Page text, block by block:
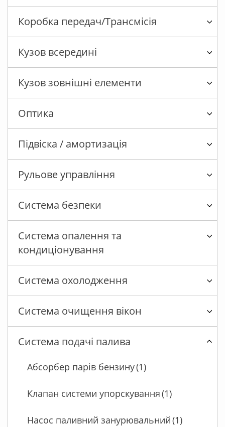
Коробка передач/Трансмісія
Кузов всередині
Кузов зовнішні елементи
Оптика
Підвіска / амортизація
Рульове управління
Система безпеки
Система опалення та
кондиціонування
Система охолодження
Система очищення вікон
Система подачі палива
Абсорбер парів бензину(1)
Клапан системи упорскування(1)
Насос паливний занурювальний(1)